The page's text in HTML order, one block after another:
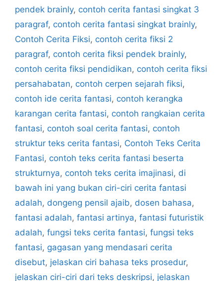
pendek brainly, contoh cerita fantasi singkat 3
paragraf, contoh cerita fantasi singkat brainly,
Contoh Cerita Fiksi, contoh cerita fiksi 2
paragraf, contoh cerita fiksi pendek brainly,
contoh cerita fiksi pendidikan, contoh cerita fiksi
persahabatan, contoh cerpen sejarah fiksi,
contoh ide cerita fantasi, contoh kerangka
karangan cerita fantasi, contoh rangkaian cerita
fantasi, contoh soal cerita fantasi, contoh
struktur teks cerita fantasi, Contoh Teks Cerita
Fantasi, contoh teks cerita fantasi beserta
strukturnya, contoh teks cerita imajinasi, di
bawah ini yang bukan ciri-ciri cerita fantasi
adalah, dongeng pensil ajaib, dosen bahasa,
fantasi adalah, fantasi artinya, fantasi futuristik
adalah, fungsi teks cerita fantasi, fungsi teks
fantasi, gagasan yang mendasari cerita
disebut, jelaskan ciri bahasa teks prosedur,
jelaskan ciri-ciri dari teks deskripsi, jelaskan